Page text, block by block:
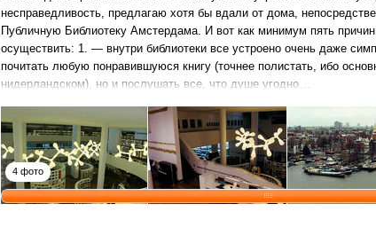
несправедливость, предлагаю хотя бы вдали от дома,
Публичную Библиотеку Амстердама. И вот как минимум пять
осуществить: 1. — внутри библиотеки все устроено очень даже
почитать любую понравившуюся книгу (точнее полистать, ибо
нидерландском), но и послушать все, что душе угодно…
4 фото